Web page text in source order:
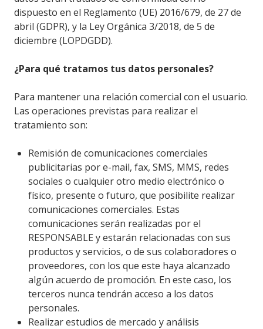
dispuesto en el Reglamento (UE) 2016/679, de 27 de
abril (GDPR), y la Ley Orgánica 3/2018, de 5 de
diciembre (LOPDGDD).
¿Para qué tratamos tus datos personales?
Para mantener una relación comercial con el usuario.
Las operaciones previstas para realizar el
tratamiento son:
Remisión de comunicaciones comerciales
publicitarias por e-mail, fax, SMS, MMS, redes
sociales o cualquier otro medio electrónico o
físico, presente o futuro, que posibilite realizar
comunicaciones comerciales. Estas
comunicaciones serán realizadas por el
RESPONSABLE y estarán relacionadas con sus
productos y servicios, o de sus colaboradores o
proveedores, con los que este haya alcanzado
algún acuerdo de promoción. En este caso, los
terceros nunca tendrán acceso a los datos
personales.
Realizar estudios de mercado y análisis